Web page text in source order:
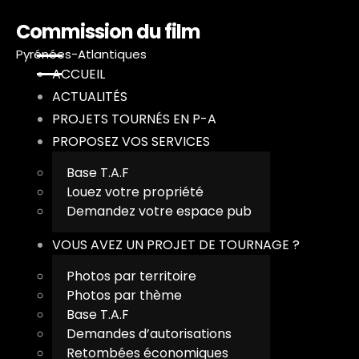
Commission du film
Pyrénées-Atlantiques
ACCUEIL
ACTUALITÉS
PROJETS TOURNÉS EN P-A
PROPOSEZ VOS SERVICES
Base T.A.F
Louez votre propriété
Demandez votre espace pub
VOUS AVEZ UN PROJET DE TOURNAGE ?
Photos par territoire
Photos par thème
Base T.A.F
Demandes d’autorisations
Retombées économiques